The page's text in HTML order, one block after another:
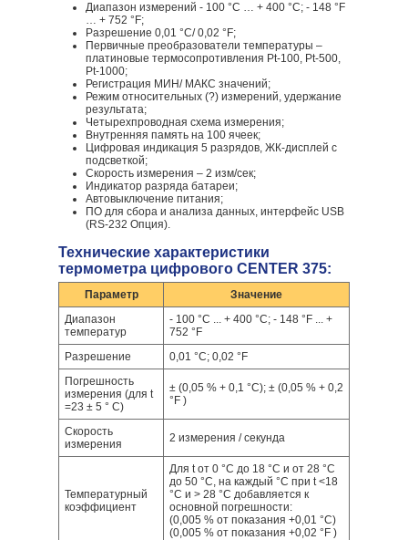
Диапазон измерений - 100 °С … + 400 °С; - 148 °F
… + 752 °F;
Разрешение 0,01 °С/ 0,02 °F;
Первичные преобразователи температуры –
платиновые термосопротивления Pt-100, Pt-500,
Pt-1000;
Регистрация МИН/ МАКС значений;
Режим относительных (?) измерений, удержание
результата;
Четырехпроводная схема измерения;
Внутренняя память на 100 ячеек;
Цифровая индикация 5 разрядов, ЖК-дисплей с
подсветкой;
Скорость измерения – 2 изм/сек;
Индикатор разряда батареи;
Автовыключение питания;
ПО для сбора и анализа данных, интерфейс USB
(RS-232 Опция).
Технические характеристики
термометра цифрового CENTER 375:
Параметр
Значение
Диапазон
температур
- 100 °С ... + 400 °С; - 148 °F ... +
752 °F
Разрешение
0,01 °С; 0,02 °F
Погрешность
измерения (для t
=23 ± 5 ° С)
± (0,05 % + 0,1 °С); ± (0,05 % + 0,2
°F )
Скорость
измерения
2 измерения / секунда
Температурный
коэффициент
Для t от 0 °С до 18 °С и от 28 °С
до 50 °С, на каждый °С при t <18
°С и > 28 °С добавляется к
основной погрешности:
(0,005 % от показания +0,01 °С)
(0,005 % от показания +0,02 °F )